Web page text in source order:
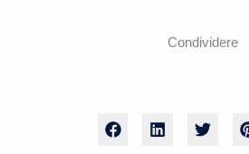
Condividere